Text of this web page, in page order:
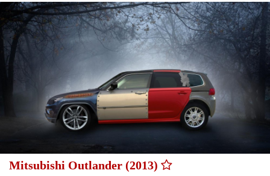
Mitsubishi Outlander (2013)